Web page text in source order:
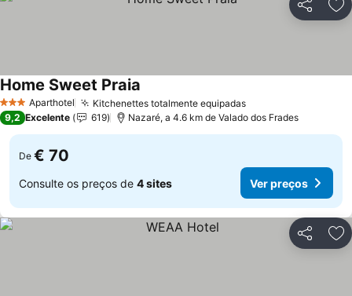
Partilhar
3 EstrelasAparthotel Kitchenettes totalmente equipadas
Home Sweet Praia
9,2 Excelente 619 Nazaré, a 4.6 km de Valado dos Frades
De € 70
Consulte os preços de 4 sites Ver preços
Partilhar